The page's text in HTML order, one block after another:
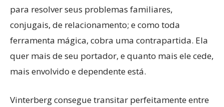
para resolver seus problemas familiares,
conjugais, de relacionamento; e como toda
ferramenta mágica, cobra uma contrapartida. Ela
quer mais de seu portador, e quanto mais ele cede,
mais envolvido e dependente está.
Vinterberg consegue transitar perfeitamente entre